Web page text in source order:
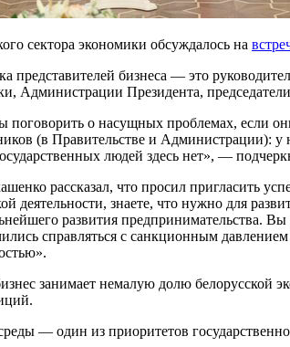
сектора экономики обсуждалось на
представителей бизнеса — это
Администрации Президента,
поговорить о насущных проблемах,
(в Правительстве и Администрации): у
людей здесь нет», —
рассказал, что просил
деятельности, знаете, что нужно для
развития
справляться с санкционным
занимает немалую долю
— один из приоритетов